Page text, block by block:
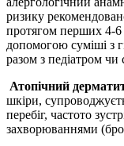
ризику
протягом перших 4-6
допомогою суміші з
разом з педіатром чи
Атопічний
шкіри,
перебіг, частото
захворюваннями